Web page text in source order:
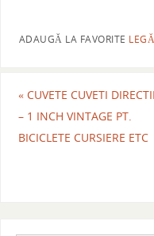
ADAUGĂ LA FAVORITE
«CUVETE CUVETI
– 1 INCH VINTAGE PT.
BICICLETE CURSIERE ETC